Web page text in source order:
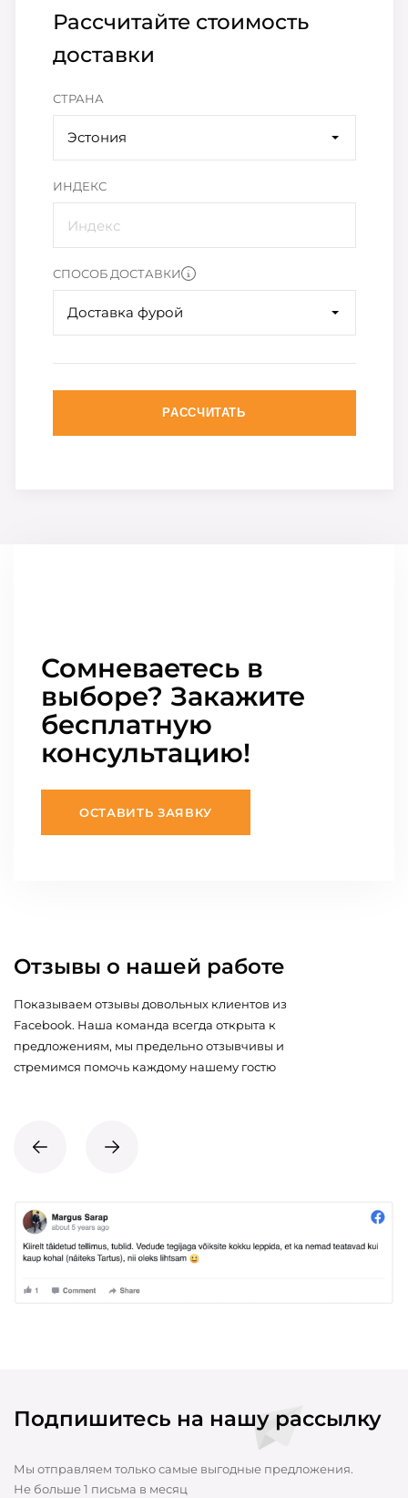
Рассчитайте стоимость
доставки
СТРАНА
Эстония
ИНДЕКС
СПОСОБ ДОСТАВКИ
Доставка фурой
РАССЧИТАТЬ
Сомневаетесь в
выборе? Закажите
бесплатную
консультацию!
ОСТАВИТЬ ЗАЯВКУ
Отзывы о нашей работе
Показываем отзывы довольных клиентов из
Facebook. Наша команда всегда открыта к
предложениям, мы предельно отзывчивы и
стремимся помочь каждому нашему гостю
Подпишитесь на нашу рассылку
Мы отправляем только самые выгодные предложения.
Не больше 1 письма в месяц